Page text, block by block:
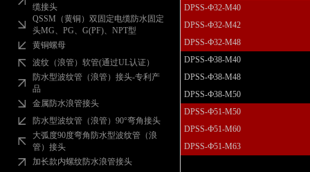
缆接头
QSSM（黄铜）双固定电缆防水固定
头MG、PG、G(PF)、NPT型
黄铜螺母
波纹（浪管）软管(通过UL认证）
防水型波纹管（浪管）接头-专利产
品
金属防水浪管接头
防水型波纹管（浪管）90°弯角接头
大弧度90度弯角防水型波纹管（浪
管）接头
加长款内螺纹防水浪管接头
DPSS-Ф32-M40
DPSS-Ф32-M42
DPSS-Ф32-M48
DPSS-Ф38-M40
DPSS-Ф38-M48
DPSS-Ф38-M50
DPSS-Ф51-M50
DPSS-Ф51-M60
DPSS-Ф51-M63